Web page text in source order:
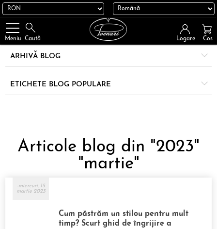
Meniu Caută Logare Cos
ARHIVĂ BLOG
ETICHETE BLOG POPULARE
Articole blog din "2023"
"martie"
Cum păstrăm un stilou pentru mult
timp? Scurt ghid de îngrijire a
-miercuri, 15
martie 2023